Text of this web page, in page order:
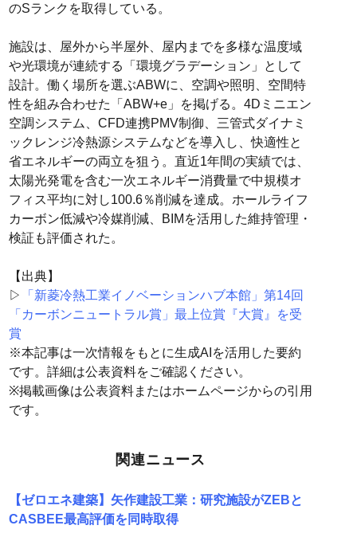
のSランクを取得している。
施設は、屋外から半屋外、屋内までを多様な温度域
や光環境が連続する「環境グラデーション」として
設計。働く場所を選ぶABWに、空調や照明、空間特
性を組み合わせた「ABW+e」を掲げる。4Dミニエン
空調システム、CFD連携PMV制御、三管式ダイナミ
ックレンジ冷熱源システムなどを導入し、快適性と
省エネルギーの両立を狙う。直近1年間の実績では、
太陽光発電を含む一次エネルギー消費量で中規模オ
フィス平均に対し100.6％削減を達成。ホールライフ
カーボン低減や冷媒削減、BIMを活用した維持管理・
検証も評価された。
【出典】
▷
「新菱冷熱工業イノベーションハブ本館」第14回
「カーボンニュートラル賞」最上位賞『大賞』を受
賞
※本記事は一次情報をもとに生成AIを活用した要約
です。詳細は公表資料をご確認ください。
※掲載画像は公表資料またはホームページからの引用
です。
関連ニュース
【ゼロエネ建築】矢作建設工業：研究施設がZEBと
CASBEE最高評価を同時取得